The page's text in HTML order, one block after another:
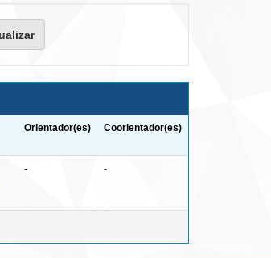
Orientador(es) Coorientador(es)
- -